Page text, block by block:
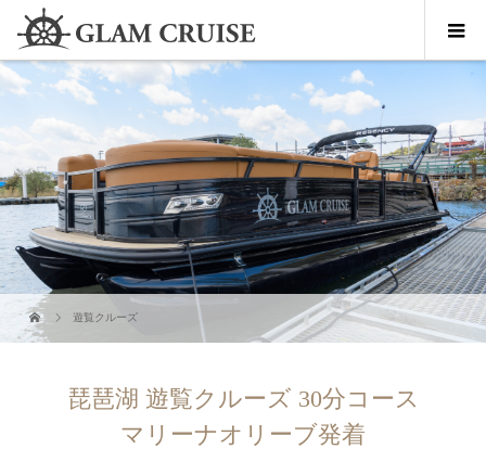
遊覧クルーズ
琵琶湖 遊覧クルーズ 30分コース
マリーナオリーブ発着